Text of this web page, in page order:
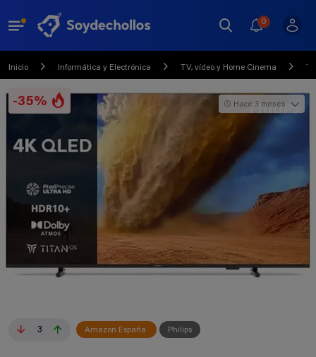
0
Inicio Informática y Electrónica TV, vídeo y Home Cinema
-35%
3 Amazon España Philips
Hace 3 meses